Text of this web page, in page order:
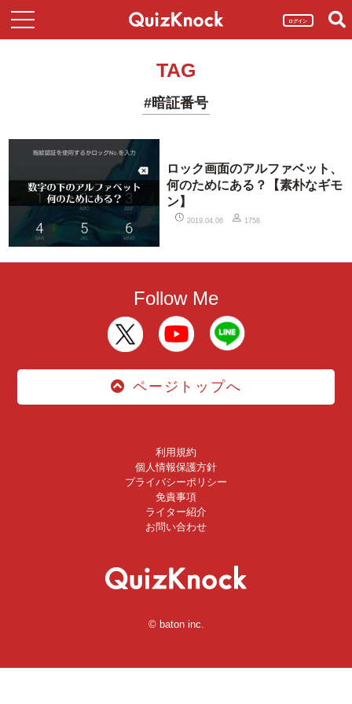
ログイン
TAG
#暗証番号
ロック画面のアルファベット、
何のためにある？【素朴なギモ
ン】
2019.04.06 1758
Follow Me
ページトップへ
利用規約
個人情報保護方針
プライバシーポリシー
免責事項
ライター紹介
お問い合わせ
© baton inc.